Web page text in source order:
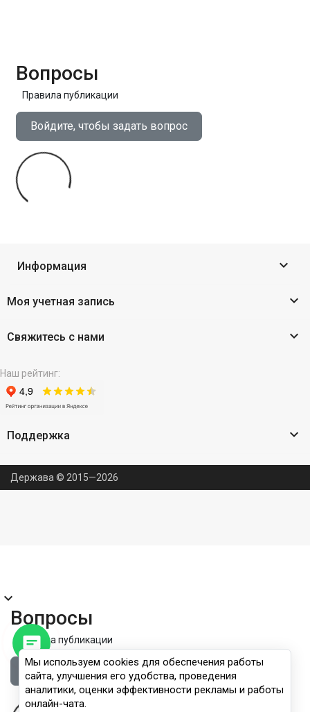
Вопросы
Правила публикации
Войдите, чтобы задать вопрос
Информация 
Моя учетная запись 
Свяжитесь с нами 
Наш рейтинг:
Поддержка 
Держава © 2015—2026
Мы используем cookies для обеспечения работы
сайта, улучшения его удобства, проведения
аналитики, оценки эффективности рекламы и работы
онлайн-чата.
expand_more
Вопросы
Правила публикации
Войдите, чтобы задать вопрос